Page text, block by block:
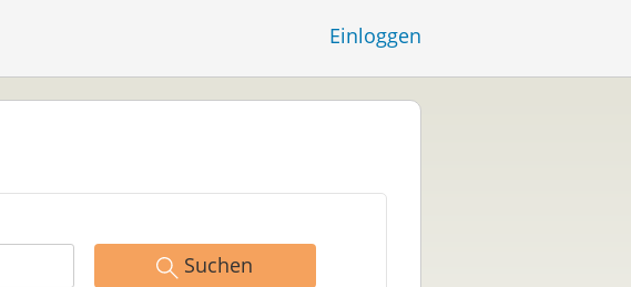
Einloggen
Suchen